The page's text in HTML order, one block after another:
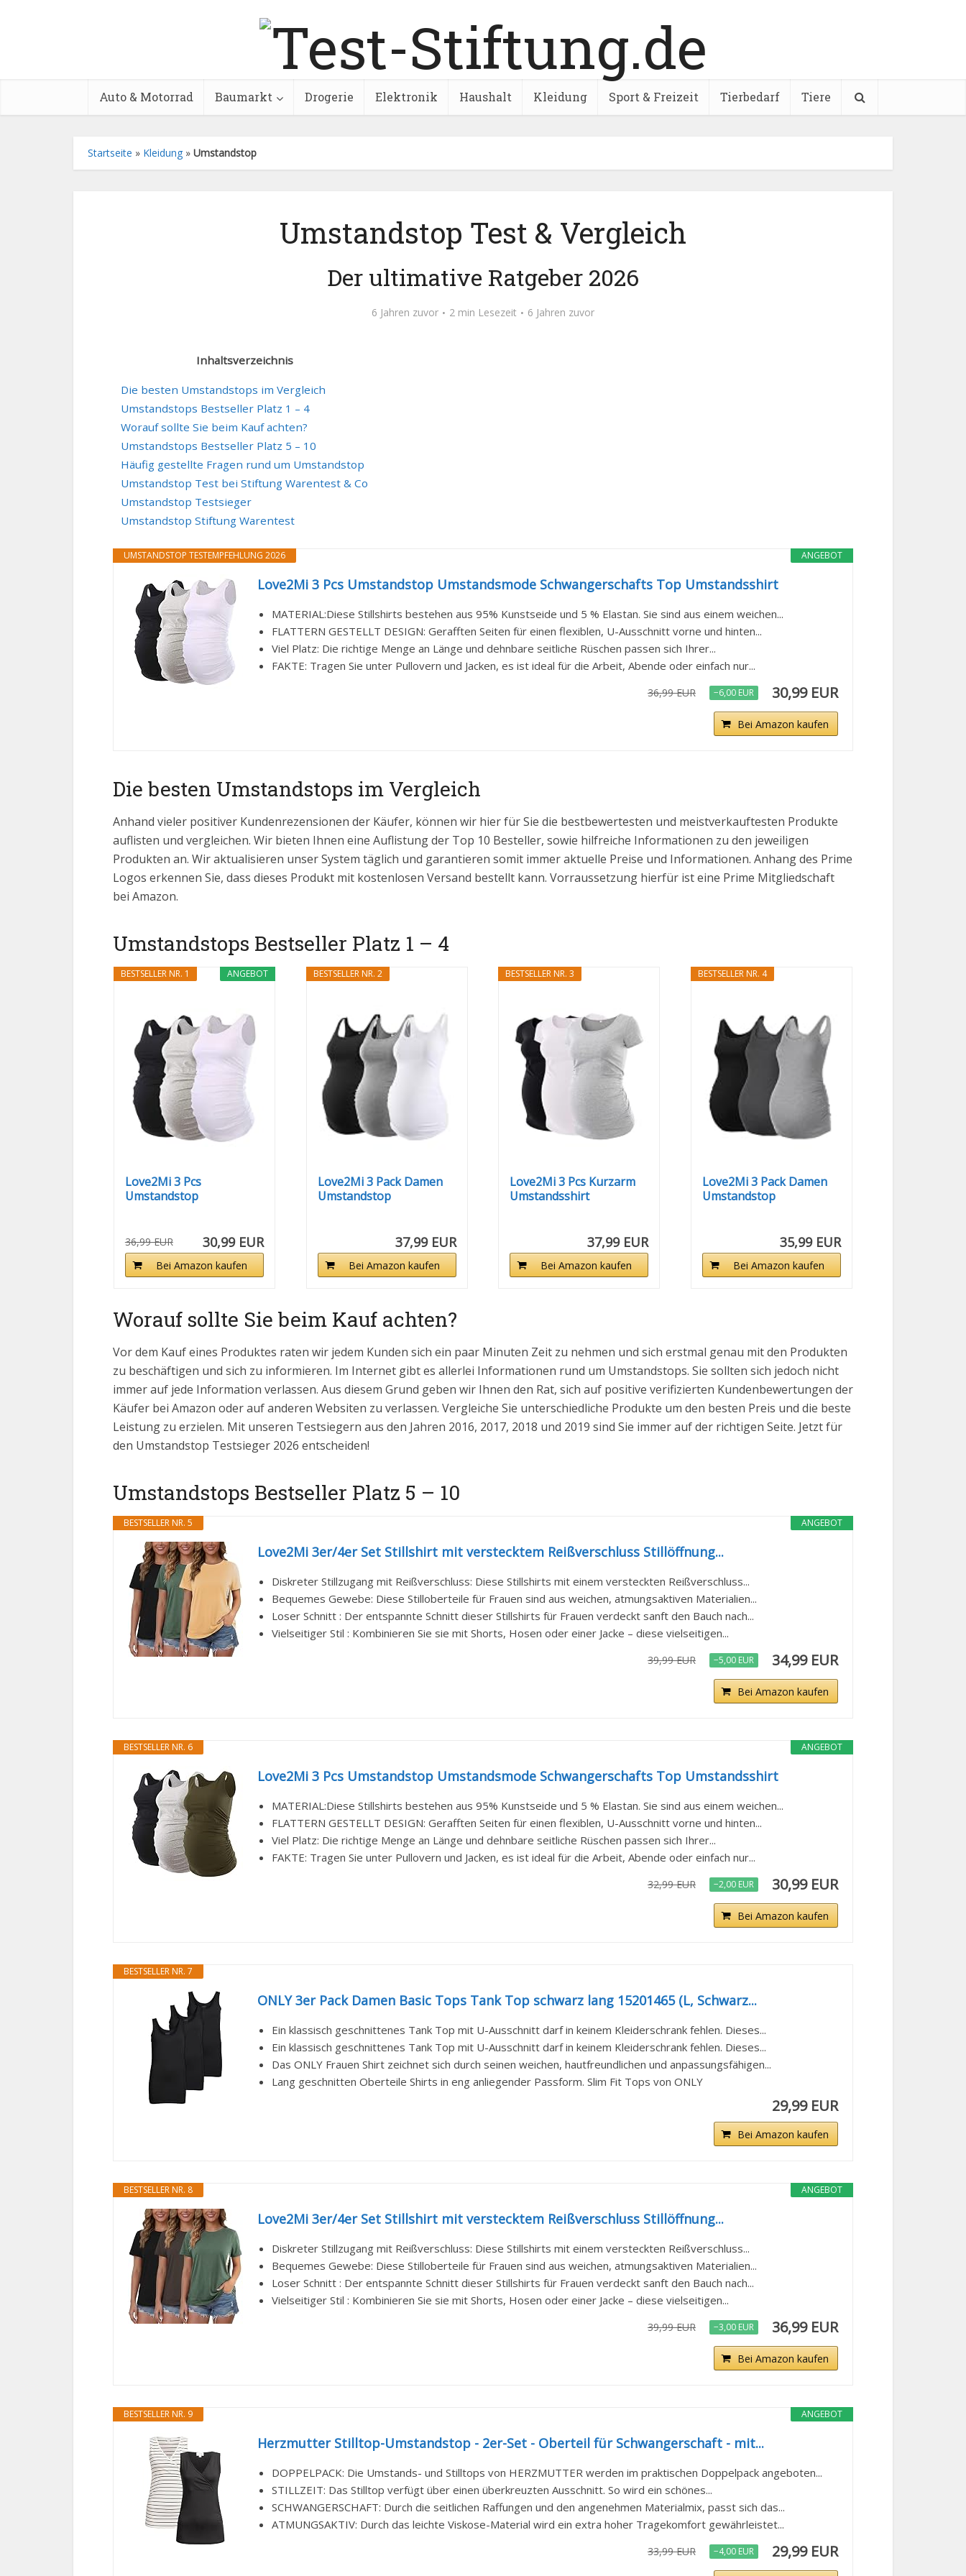
Auto & Motorrad Baumarkt Drogerie Elektronik Haushalt Kleidung Sport & Freizeit Tierbedarf Tiere
Startseite » Kleidung » Umstandstop
Umstandstop Test & Vergleich
Der ultimative Ratgeber 2026
6 Jahren zuvor 2 min Lesezeit 6 Jahren zuvor
Inhaltsverzeichnis
Die besten Umstandstops im Vergleich
Umstandstops Bestseller Platz 1 – 4
Worauf sollte Sie beim Kauf achten?
Umstandstops Bestseller Platz 5 – 10
Häufig gestellte Fragen rund um Umstandstop
Umstandstop Test bei Stiftung Warentest & Co
Umstandstop Testsieger
Umstandstop Stiftung Warentest
ANGEBOT
UMSTANDSTOP TESTEMPFEHLUNG 2026
Love2Mi 3 Pcs Umstandstop Umstandsmode Schwangerschafts Top Umstandsshirt
MATERIAL:Diese Stillshirts bestehen aus 95% Kunstseide und 5 % Elastan. Sie sind aus einem weichen...
FLATTERN GESTELLT DESIGN: Gerafften Seiten für einen flexiblen, U-Ausschnitt vorne und hinten...
Viel Platz: Die richtige Menge an Länge und dehnbare seitliche Rüschen passen sich Ihrer...
FAKTE: Tragen Sie unter Pullovern und Jacken, es ist ideal für die Arbeit, Abende oder einfach nur...
36,99 EUR −6,00 EUR 30,99 EUR
Bei Amazon kaufen
Die besten Umstandstops im Vergleich
Anhand vieler positiver Kundenrezensionen der Käufer, können wir hier für Sie die bestbewertesten und meistverkauftesten Produkte
auflisten und vergleichen. Wir bieten Ihnen eine Auflistung der Top 10 Besteller, sowie hilfreiche Informationen zu den jeweiligen
Produkten an. Wir aktualisieren unser System täglich und garantieren somit immer aktuelle Preise und Informationen. Anhang des Prime
Logos erkennen Sie, dass dieses Produkt mit kostenlosen Versand bestellt kann. Vorraussetzung hierfür ist eine Prime Mitgliedschaft
bei Amazon.
Umstandstops Bestseller Platz 1 – 4
ANGEBOT
BESTSELLER NR. 1
Love2Mi 3 Pcs
Umstandstop
36,99 EUR 30,99 EUR
Bei Amazon kaufen
BESTSELLER NR. 2
Love2Mi 3 Pack Damen
Umstandstop
37,99 EUR
Bei Amazon kaufen
BESTSELLER NR. 3
Love2Mi 3 Pcs Kurzarm
Umstandsshirt
37,99 EUR
Bei Amazon kaufen
BESTSELLER NR. 4
Love2Mi 3 Pack Damen
Umstandstop
35,99 EUR
Bei Amazon kaufen
Worauf sollte Sie beim Kauf achten?
Vor dem Kauf eines Produktes raten wir jedem Kunden sich ein paar Minuten Zeit zu nehmen und sich erstmal genau mit den Produkten
zu beschäftigen und sich zu informieren. Im Internet gibt es allerlei Informationen rund um Umstandstops. Sie sollten sich jedoch nicht
immer auf jede Information verlassen. Aus diesem Grund geben wir Ihnen den Rat, sich auf positive verifizierten Kundenbewertungen der
Käufer bei Amazon oder auf anderen Websiten zu verlassen. Vergleiche Sie unterschiedliche Produkte um den besten Preis und die beste
Leistung zu erzielen. Mit unseren Testsiegern aus den Jahren 2016, 2017, 2018 und 2019 sind Sie immer auf der richtigen Seite. Jetzt für
den Umstandstop Testsieger 2026 entscheiden!
Umstandstops Bestseller Platz 5 – 10
ANGEBOT
BESTSELLER NR. 5
Love2Mi 3er/4er Set Stillshirt mit verstecktem Reißverschluss Stillöffnung...
Diskreter Stillzugang mit Reißverschluss: Diese Stillshirts mit einem versteckten Reißverschluss...
Bequemes Gewebe: Diese Stilloberteile für Frauen sind aus weichen, atmungsaktiven Materialien...
Loser Schnitt : Der entspannte Schnitt dieser Stillshirts für Frauen verdeckt sanft den Bauch nach...
Vielseitiger Stil : Kombinieren Sie sie mit Shorts, Hosen oder einer Jacke – diese vielseitigen...
39,99 EUR −5,00 EUR 34,99 EUR
Bei Amazon kaufen
ANGEBOT
BESTSELLER NR. 6
Love2Mi 3 Pcs Umstandstop Umstandsmode Schwangerschafts Top Umstandsshirt
MATERIAL:Diese Stillshirts bestehen aus 95% Kunstseide und 5 % Elastan. Sie sind aus einem weichen...
FLATTERN GESTELLT DESIGN: Gerafften Seiten für einen flexiblen, U-Ausschnitt vorne und hinten...
Viel Platz: Die richtige Menge an Länge und dehnbare seitliche Rüschen passen sich Ihrer...
FAKTE: Tragen Sie unter Pullovern und Jacken, es ist ideal für die Arbeit, Abende oder einfach nur...
32,99 EUR −2,00 EUR 30,99 EUR
Bei Amazon kaufen
BESTSELLER NR. 7
ONLY 3er Pack Damen Basic Tops Tank Top schwarz lang 15201465 (L, Schwarz...
Ein klassisch geschnittenes Tank Top mit U-Ausschnitt darf in keinem Kleiderschrank fehlen. Dieses...
Ein klassisch geschnittenes Tank Top mit U-Ausschnitt darf in keinem Kleiderschrank fehlen. Dieses...
Das ONLY Frauen Shirt zeichnet sich durch seinen weichen, hautfreundlichen und anpassungsfähigen...
Lang geschnitten Oberteile Shirts in eng anliegender Passform. Slim Fit Tops von ONLY
29,99 EUR
Bei Amazon kaufen
ANGEBOT
BESTSELLER NR. 8
Love2Mi 3er/4er Set Stillshirt mit verstecktem Reißverschluss Stillöffnung...
Diskreter Stillzugang mit Reißverschluss: Diese Stillshirts mit einem versteckten Reißverschluss...
Bequemes Gewebe: Diese Stilloberteile für Frauen sind aus weichen, atmungsaktiven Materialien...
Loser Schnitt : Der entspannte Schnitt dieser Stillshirts für Frauen verdeckt sanft den Bauch nach...
Vielseitiger Stil : Kombinieren Sie sie mit Shorts, Hosen oder einer Jacke – diese vielseitigen...
39,99 EUR −3,00 EUR 36,99 EUR
Bei Amazon kaufen
ANGEBOT
BESTSELLER NR. 9
Herzmutter Stilltop-Umstandstop - 2er-Set - Oberteil für Schwangerschaft - mit...
DOPPELPACK: Die Umstands- und Stilltops von HERZMUTTER werden im praktischen Doppelpack angeboten...
STILLZEIT: Das Stilltop verfügt über einen überkreuzten Ausschnitt. So wird ein schönes...
SCHWANGERSCHAFT: Durch die seitlichen Raffungen und den angenehmen Materialmix, passt sich das...
ATMUNGSAKTIV: Durch das leichte Viskose-Material wird ein extra hoher Tragekomfort gewährleistet...
33,99 EUR −4,00 EUR 29,99 EUR